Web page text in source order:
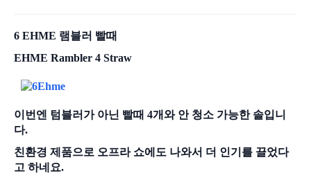
6 EHME 램블러 빨때
EHME Rambler 4 Straw
이번엔 텀블러가 아닌 빨때 4개와 안 청소 가능한 솔입니
다.
친환경 제품으로 오프라 쇼에도 나와서 더 인기를 끌었다
고 하네요.